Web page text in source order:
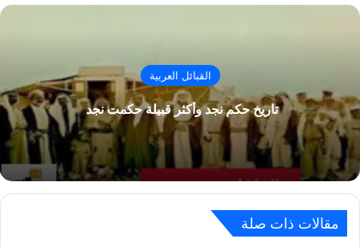
القبائل العربية
تاريخ حكم نجد وأكثر قبيلة حكمت نجد
مقالات ذات صلة